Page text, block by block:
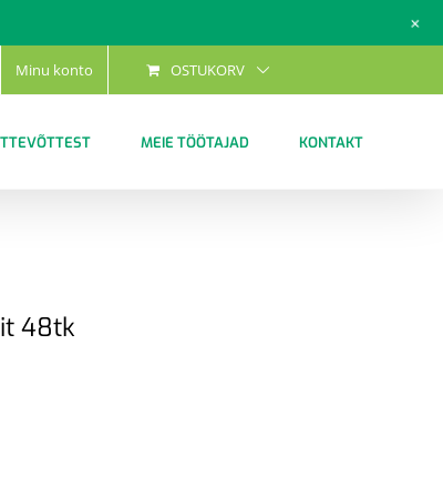
Minu konto OSTUKORV
MEIE TÖÖTAJAD KONTAKT
48tk
+